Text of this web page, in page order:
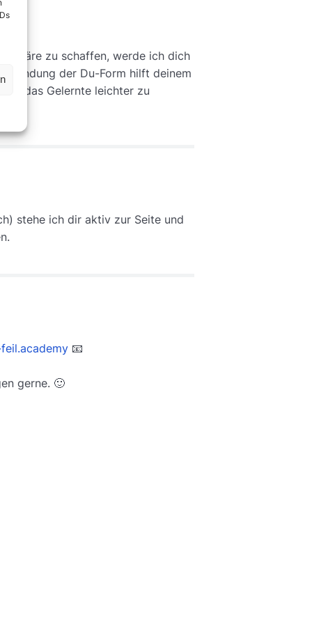
zu schaffen, werde ich dich
der Du-Form hilft deinem
das Gelernte leichter zu
stehe ich dir aktiv zur Seite und
📧
gerne. 🙂